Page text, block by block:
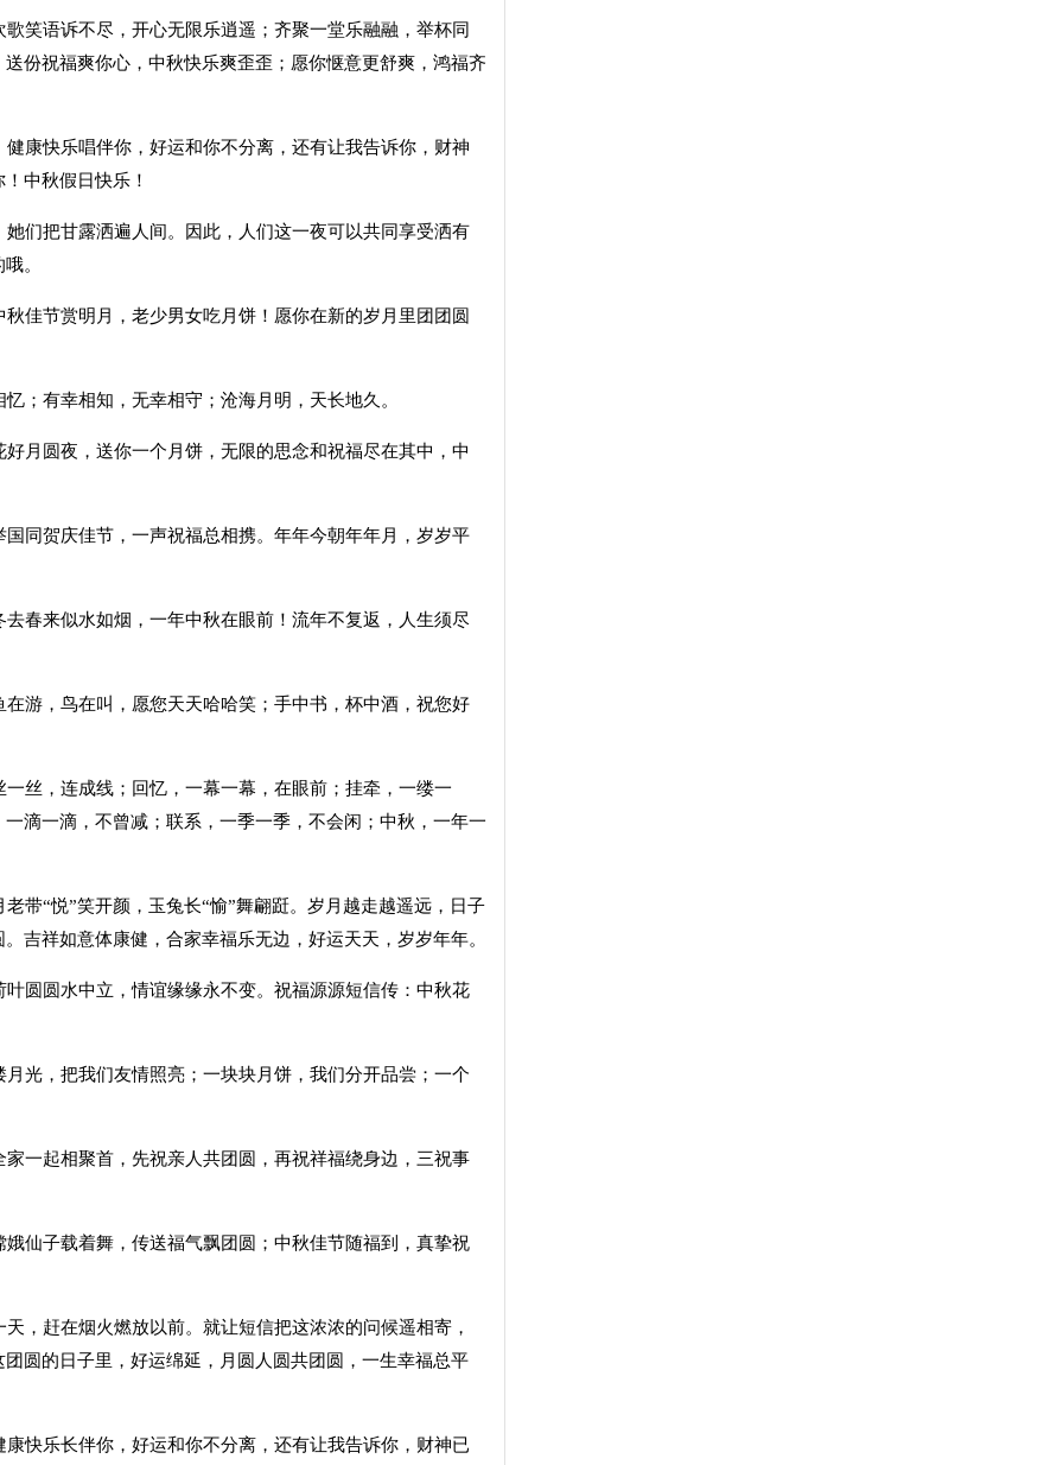
语诉不尽，开心无限乐逍遥；齐聚一堂乐融融，举杯同
份祝福爽你心，中秋快乐爽歪歪；愿你惬意更舒爽，鸿福齐
快乐唱伴你，好运和你不分离，还有让我告诉你，财神
中秋假日快乐！
把甘露洒遍人间。因此，人们这一夜可以共同享受洒有
。
节赏明月，老少男女吃月饼！愿你在新的岁月里团团圆
有幸相知，无幸相守；沧海月明，天长地久。
圆夜，送你一个月饼，无限的思念和祝福尽在其中，中
贺庆佳节，一声祝福总相携。年年今朝年年月，岁岁平
来似水如烟，一年中秋在眼前！流年不复返，人生须尽
，鸟在叫，愿您天天哈哈笑；手中书，杯中酒，祝您好
，连成线；回忆，一幕一幕，在眼前；挂牵，一缕一
滴一滴，不曾减；联系，一季一季，不会闲；中秋，一年一
“悦”笑开颜，玉兔长“愉”舞翩跹。岁月越走越遥远，日子
吉祥如意体康健，合家幸福乐无边，好运天天，岁岁年年。
圆水中立，情谊缘缘永不变。祝福源源短信传：中秋花
，把我们友情照亮；一块块月饼，我们分开品尝；一个
起相聚首，先祝亲人共团圆，再祝祥福绕身边，三祝事
子载着舞，传送福气飘团圆；中秋佳节随福到，真挚祝
赶在烟火燃放以前。就让短信把这浓浓的问候遥相寄，
圆的日子里，好运绵延，月圆人圆共团圆，一生幸福总平
乐长伴你，好运和你不分离，还有让我告诉你，财神已